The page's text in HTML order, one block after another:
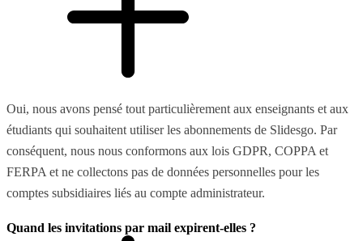
Oui, nous avons pensé tout particulièrement aux enseignants et aux
étudiants qui souhaitent utiliser les abonnements de Slidesgo. Par
conséquent, nous nous conformons aux lois GDPR, COPPA et
FERPA et ne collectons pas de données personnelles pour les
comptes subsidiaires liés au compte administrateur.
Quand les invitations par mail expirent-elles ?